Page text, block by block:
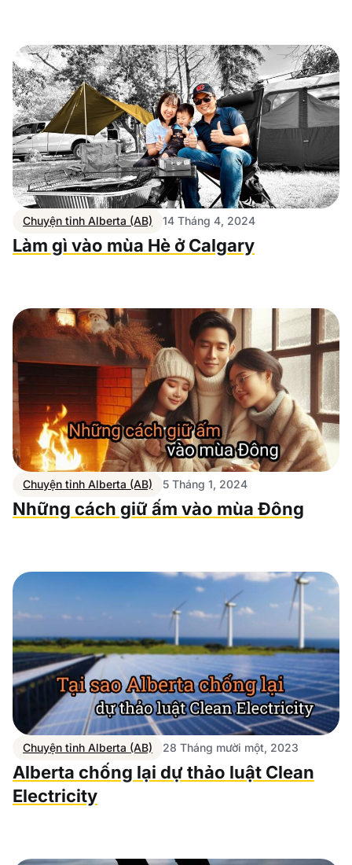
Chuyện tỉnh Alberta (AB) 14 Tháng 4, 2024
Làm gì vào mùa Hè ở Calgary
Chuyện tỉnh Alberta (AB) 5 Tháng 1, 2024
Những cách giữ ấm vào mùa Đông
Chuyện tỉnh Alberta (AB) 28 Tháng mười một, 2023
Alberta chống lại dự thảo luật Clean
Electricity